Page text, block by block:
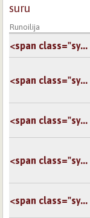
suru
Runoilija
<span class="sy...
<span class="sy...
<span class="sy...
<span class="sy...
<span class="sy...